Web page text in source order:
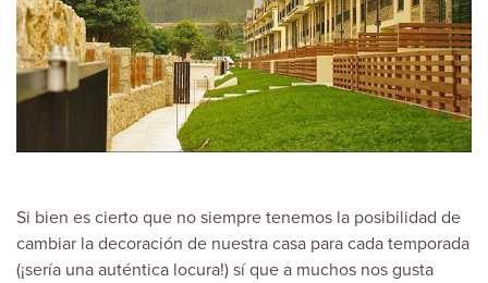
Si bien es cierto que no siempre tenemos la posibilidad de
cambiar la decoración de nuestra casa para cada temporada
(¡sería una auténtica locura!) sí que a muchos nos gusta